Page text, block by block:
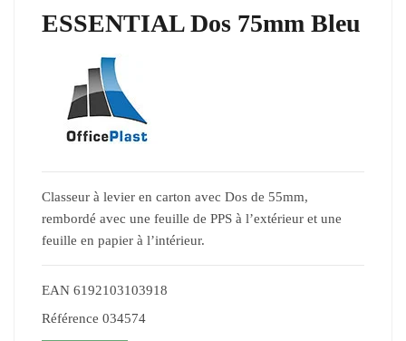
ESSENTIAL Dos 75mm Bleu
Classeur à levier en carton avec Dos de 55mm,
rembordé avec une feuille de PPS à l’extérieur et une
feuille en papier à l’intérieur.
EAN 6192103103918
Référence 034574